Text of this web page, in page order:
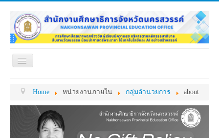
Toggle
หน่วยงานภายใน
MY OFFICE
ดาวน์โหลด
กระดาน ถาม-ตอบ
ข้อมูลการติดต่อ
Home หน่วยงานภายใน กลุ่มอำนวยการ about